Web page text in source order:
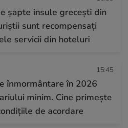
șapte insule grecești din
sunt recompensați
servicii din hoteluri
15:45
înmormântare în 2026
minim. Cine primește
de acordare